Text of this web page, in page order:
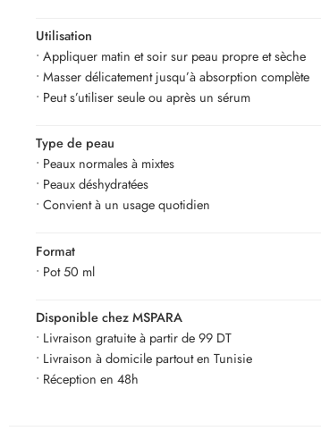
Utilisation
• Appliquer matin et soir sur peau propre et sèche
• Masser délicatement jusqu’à absorption complète
• Peut s’utiliser seule ou après un sérum
Type de peau
• Peaux normales à mixtes
• Peaux déshydratées
• Convient à un usage quotidien
Format
• Pot 50 ml
Disponible chez MSPARA
• Livraison gratuite à partir de 99 DT
• Livraison à domicile partout en Tunisie
• Réception en 48h